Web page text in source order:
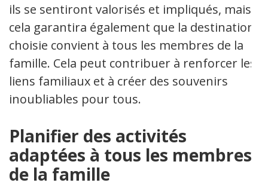
ils se sentiront valorisés et impliqués, mais
cela garantira également que la destination
choisie convient à tous les membres de la
famille. Cela peut contribuer à renforcer les
liens familiaux et à créer des souvenirs
inoubliables pour tous.
Planifier des activités
adaptées à tous les membres
de la famille